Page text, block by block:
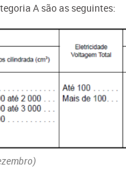
A são as seguintes: